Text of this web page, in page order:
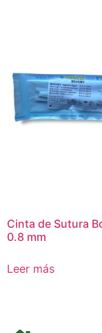
Cinta de Sutura
0.8 mm
Leer más